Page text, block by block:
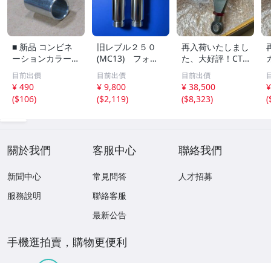
■ 新品 コンビネ
ーションカラー ■
Φ8mm 10mm×2
0mm スチール ユ
ニクロ キタコ KI
TACO 0900-093-
目前出價
¥ 490
($106)
旧レブル２５０
(MC13) フォー
ク径Φ３３×１０
０ｍｍ フロント
フォーク延長キッ
ト
目前出價
¥ 9,800
($2,119)
再入荷いたしまし
た、大好評！CT1
25用カヤバリア
ショック、世界の
カヤバ製、モノチ
リンドロ。
目前出價
¥ 38,500
($8,323)
(
關於我們
新聞中心
服務說明
客服中心
常見問答
聯絡客服
最新公告
聯絡我們
人才招募
手機逛拍賣，購物更便利